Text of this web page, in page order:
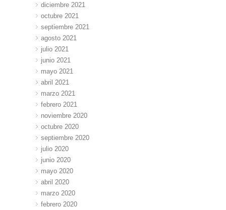
diciembre 2021
octubre 2021
septiembre 2021
agosto 2021
julio 2021
junio 2021
mayo 2021
abril 2021
marzo 2021
febrero 2021
noviembre 2020
octubre 2020
septiembre 2020
julio 2020
junio 2020
mayo 2020
abril 2020
marzo 2020
febrero 2020